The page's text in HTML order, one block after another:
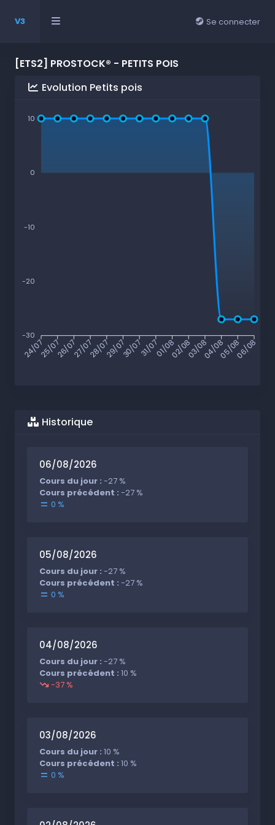
V3 Se connecter
[ETS2] PROSTOCK® - PETITS POIS
Evolution Petits pois
10
0
-10
-20
-30
24/0725/0726/0727/0728/0729/0730/0731/0701/0802/0803/0804/0805/0806/08
Historique
06/08/2026
Cours du jour : -27 %
Cours précédent : -27 %
0 %
05/08/2026
Cours du jour : -27 %
Cours précédent : -27 %
0 %
04/08/2026
Cours du jour : -27 %
Cours précédent : 10 %
-37 %
03/08/2026
Cours du jour : 10 %
Cours précédent : 10 %
0 %